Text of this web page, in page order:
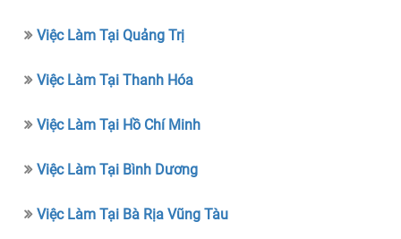
Việc Làm Tại Quảng Trị
Việc Làm Tại Thanh Hóa
Việc Làm Tại Hồ Chí Minh
Việc Làm Tại Bình Dương
Việc Làm Tại Bà Rịa Vũng Tàu